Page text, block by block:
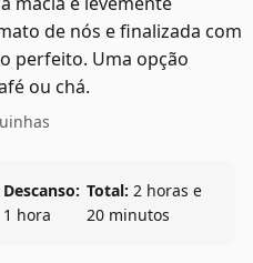
de nós e finalizada com
perfeito. Uma opção
ou chá.
Descanso:
1 hora
Total: 2 horas e
20 minutos